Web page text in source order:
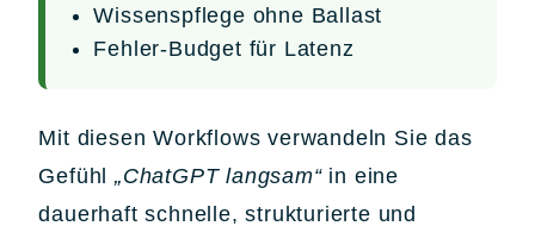
Wissenspflege ohne Ballast
Fehler-Budget für Latenz
Mit diesen Workflows verwandeln Sie das
Gefühl „ChatGPT langsam“in eine
dauerhaft schnelle, strukturierte und